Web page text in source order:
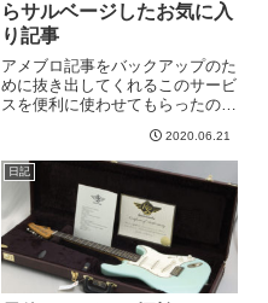
らサルベージしたお気に入
り記事
アメブロ記事をバックアップのた
めに抜き出してくれるこのサービ
スを便利に使わせてもらったので
２０記事中、インポート失敗が５
０記事。そもそもデータ抜き出し
に失敗して消失しているのが５０
記事くらいありそうです。内訳
は...
2020.06.21
日記